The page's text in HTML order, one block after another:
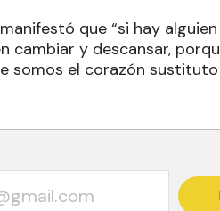
que “si hay
cambiar y descansar,
somos el corazón